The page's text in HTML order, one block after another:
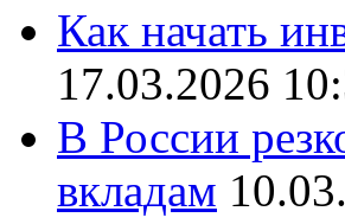
Как начать
17.03.2026
В России
вкладам